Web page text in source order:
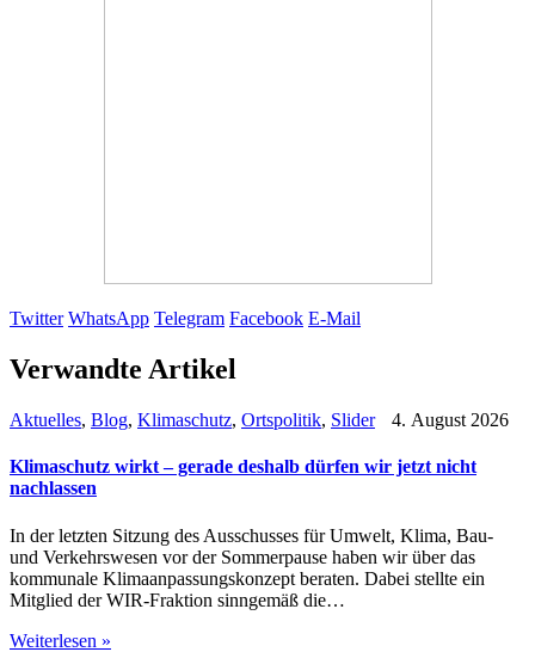
Twitter WhatsApp Telegram Facebook E-Mail
Verwandte Artikel
Aktuelles, Blog, Klimaschutz, Ortspolitik, Slider 4. August 2026
Klimaschutz wirkt – gerade deshalb dürfen wir jetzt nicht
nachlassen
In der letzten Sitzung des Ausschusses für Umwelt, Klima, Bau-
und Verkehrswesen vor der Sommerpause haben wir über das
kommunale Klimaanpassungskonzept beraten. Dabei stellte ein
Mitglied der WIR-Fraktion sinngemäß die…
Weiterlesen »